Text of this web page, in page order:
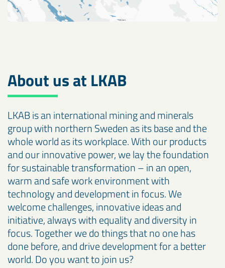
Gällivare
Kiruna
About us at LKAB
LKAB is an international mining and minerals
group with northern Sweden as its base and the
whole world as its workplace. With our products
and our innovative power, we lay the foundation
for sustainable transformation – in an open,
warm and safe work environment with
technology and development in focus. We
welcome challenges, innovative ideas and
initiative, always with equality and diversity in
focus. Together we do things that no one has
done before, and drive development for a better
world. Do you want to join us?